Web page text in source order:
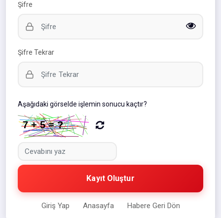
Şifre
Şifre Tekrar
Aşağıdaki görselde işlemin sonucu kaçtır?
Kayıt Oluştur
Giriş Yap Anasayfa Habere Geri Dön